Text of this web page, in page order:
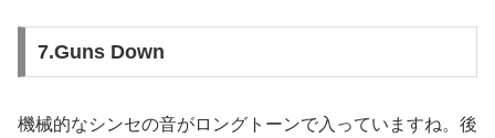
7.Guns Down
機械的なシンセの音がロングトーンで入っていますね。後